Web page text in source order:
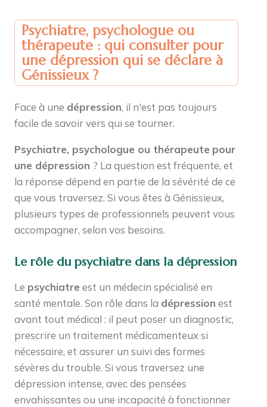
Psychiatre, psychologue ou
thérapeute : qui consulter pour
une dépression qui se déclare à
Génissieux ?
Face à une dépression, il n'est pas toujours
facile de savoir vers qui se tourner.
Psychiatre, psychologue ou thérapeute pour
une dépression ? La question est fréquente, et
la réponse dépend en partie de la sévérité de ce
que vous traversez. Si vous êtes à Génissieux,
plusieurs types de professionnels peuvent vous
accompagner, selon vos besoins.
Le rôle du psychiatre dans la dépression
Le psychiatre est un médecin spécialisé en
santé mentale. Son rôle dans la dépression est
avant tout médical : il peut poser un diagnostic,
prescrire un traitement médicamenteux si
nécessaire, et assurer un suivi des formes
sévères du trouble. Si vous traversez une
dépression intense, avec des pensées
envahissantes ou une incapacité à fonctionner